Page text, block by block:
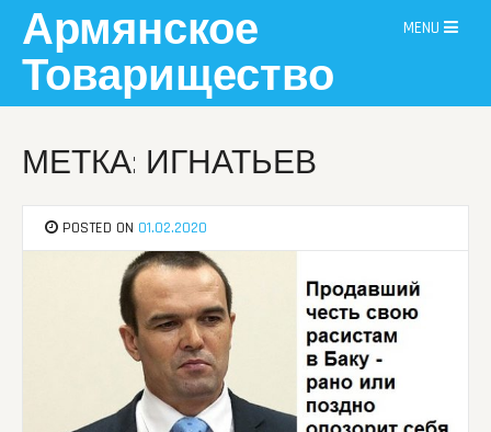
content
Армянское
Товарищество
MENU
МЕТКА: ИГНАТЬЕВ
POSTED ON 01.02.2020